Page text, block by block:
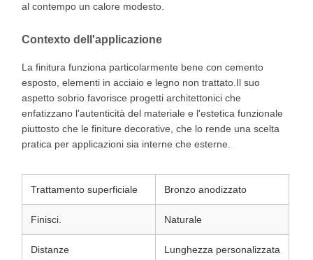
al contempo un calore modesto.
Contexto dell'applicazione
La finitura funziona particolarmente bene con cemento
esposto, elementi in acciaio e legno non trattato.Il suo
aspetto sobrio favorisce progetti architettonici che
enfatizzano l'autenticità del materiale e l'estetica funzionale
piuttosto che le finiture decorative, che lo rende una scelta
pratica per applicazioni sia interne che esterne.
Trattamento superficiale Bronzo anodizzato
Finisci. Naturale
Distanze Lunghezza personalizzata